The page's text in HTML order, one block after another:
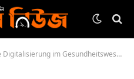
eine umfassende Transformation erl